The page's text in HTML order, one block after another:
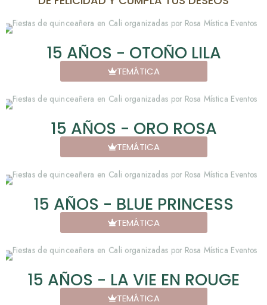
15 AÑOS - OTOÑO LILA
TEMÁTICA
15 AÑOS - ORO ROSA
TEMÁTICA
15 AÑOS - BLUE PRINCESS
TEMÁTICA
15 AÑOS - LA VIE EN ROUGE
TEMÁTICA